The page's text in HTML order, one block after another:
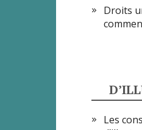
Droits
Les